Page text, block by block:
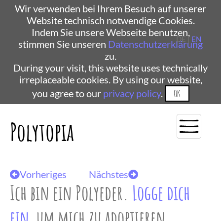
Wir verwenden bei Ihrem Besuch auf unserer
Website technisch notwendige Cookies.
Indem Sie unsere Webseite benutzen,
stimmen Sie unseren Datenschutzerklärung
zu.
During your visit, this website uses technically
irreplaceable cookies. By using our website,
you agree to our privacy policy. OK
Polytopia
DE | EN
Vorheriges Nächstes
Ich bin ein Polyeder. Logge dich